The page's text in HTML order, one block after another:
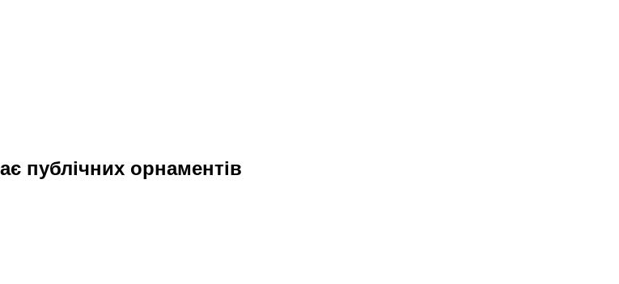
публічних орнаментів